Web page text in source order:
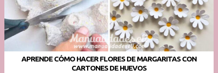
APRENDE CÓMO HACER FLORES DE MARGARITAS CON
CARTONES DE HUEVOS